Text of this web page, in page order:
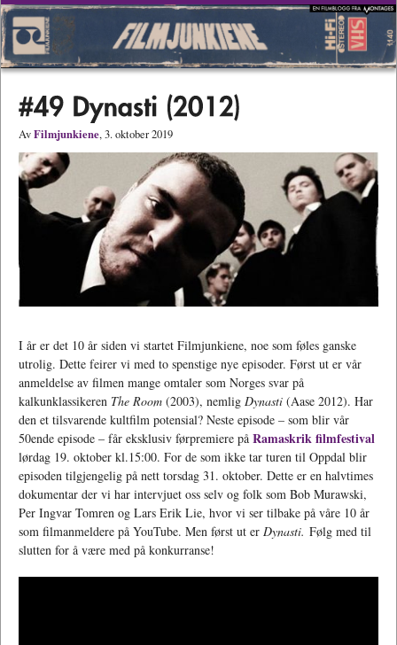
AvFilmjunkiene, 3. oktober 2019
I år er det 10 år siden vi startet Filmjunkiene, noe som føles ganske
utrolig. Dette feirer vi med to spenstige nye episoder. Først ut er vår
anmeldelse av filmen mange omtaler som Norges svar på
kalkunklassikeren The Room (2003), nemlig Dynasti (Aase 2012). Har
den et tilsvarende kultfilm potensial? Neste episode – som blir vår
50ende episode – får eksklusiv førpremiere på Ramaskrik filmfestival
lørdag 19. oktober kl.15:00. For de som ikke tar turen til Oppdal blir
episoden tilgjengelig på nett torsdag 31. oktober. Dette er en halvtimes
dokumentar der vi har intervjuet oss selv og folk som Bob Murawski,
Per Ingvar Tomren og Lars Erik Lie, hvor vi ser tilbake på våre 10 år
som filmanmeldere på YouTube. Men først ut er Dynasti. Følg med til
slutten for å være med på konkurranse!